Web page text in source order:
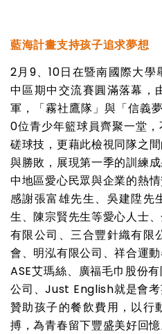
藍海計畫支持孩子追求夢想
2月 9、10日在暨南國際大學
中區期中交流賽圓滿落幕，
軍，「霧社鷹隊」與「信義
0位青少年籃球員齊聚一堂
磋球技，更藉此檢視同隊之
與勝敗，展現第一季的訓練
中地區愛心民眾與企業的熱
感謝張富雄先生、吳建陞先
生、陳宗賢先生等愛心人士
有限公司、三合豐針織有限
會、明泓有限公司、祥合運
ASE艾瑪絲、廣福毛巾股份
公司、Just English就是會
贊助孩子的餐飲費用，以行
搏，為青春留下豐盛美好回憶